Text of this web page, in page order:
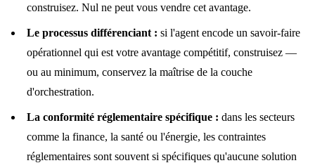
construisez. Nul ne peut vous vendre cet avantage.
Le processus différenciant : si l'agent encode un savoir-faire
opérationnel qui est votre avantage compétitif, construisez —
ou au minimum, conservez la maîtrise de la couche
d'orchestration.
La conformité réglementaire spécifique : dans les secteurs
comme la finance, la santé ou l'énergie, les contraintes
réglementaires sont souvent si spécifiques qu'aucune solution